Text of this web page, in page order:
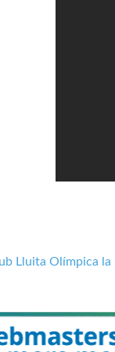
Lluita Olímpica la